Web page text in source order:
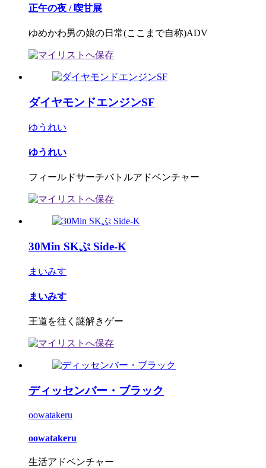
正午の夜 / 喫甘展
ゆめかわ男の娘の日常(ここまで自称)ADV
ダイヤモンドエンジンSF
ゆうれい
ゆうれい
フィールドサーチバトルアドベンチャー
30Min SKぷ Side-K
まいみす
まいみす
王道を往く謎解きゲー
ディッセンバー・ブラック
oowatakeru
oowatakeru
生活アドベンチャー